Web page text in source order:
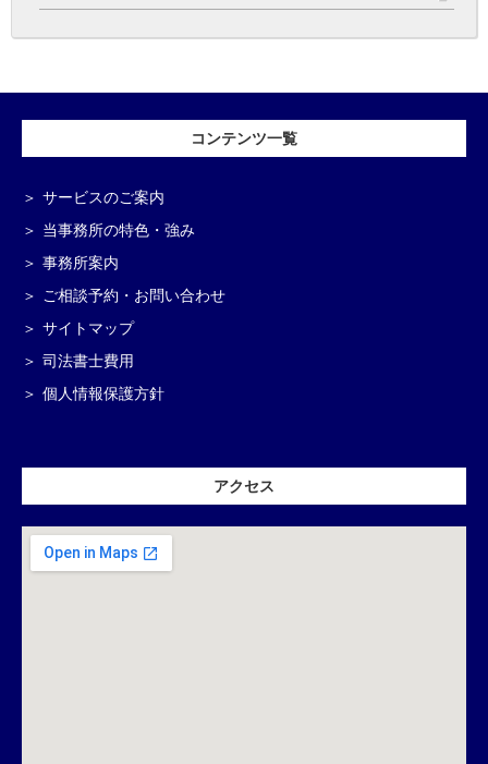
コンテンツ一覧
サービスのご案内
当事務所の特色・強み
事務所案内
ご相談予約・お問い合わせ
サイトマップ
司法書士費用
個人情報保護方針
アクセス